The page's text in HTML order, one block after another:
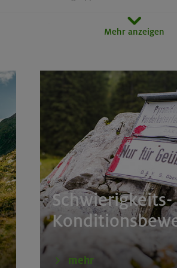
3133 m (Überschreitung)
m, Rappenseekopf 2468 m
Herzen von Montafon und Rätikon
den Hochgern
für Anfänger im Altmühltal
indoor
Mehr anzeigen
Schwierigkeits-
mehr